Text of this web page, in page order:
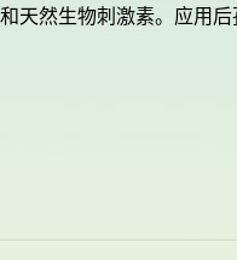
天然生物刺激素。应用